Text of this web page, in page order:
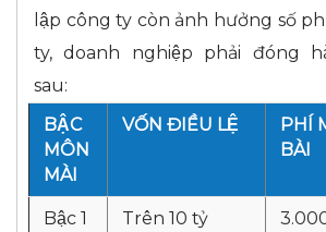
lập công ty còn ảnh hưởng số
ty, doanh nghiệp phải đóng
sau:
BẬC
MÔN
MÀI
VỐN ĐIỀU LỆ
PHÍ
BÀI
Bậc 1 Trên 10 tỷ